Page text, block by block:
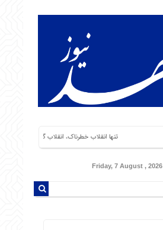
تنها انقلاب خطرناک، انقلاب گرسنگان است. من از شورشهایی
Friday, 7 August , 2026